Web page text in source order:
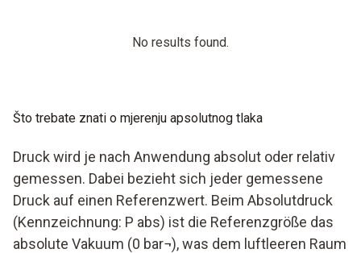
No results found.
Što trebate znati o mjerenju apsolutnog tlaka
Druck wird je nach Anwendung absolut oder relativ
gemessen. Dabei bezieht sich jeder gemessene
Druck auf einen Referenzwert. Beim Absolutdruck
(Kennzeichnung: P abs) ist die Referenzgröße das
absolute Vakuum (0 bar¬), was dem luftleeren Raum